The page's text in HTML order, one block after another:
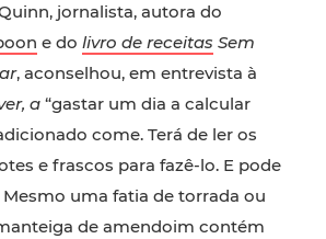
jornalista, autora do
e do livro de receitas Sem
, aconselhou, em entrevista à
a “gastar um dia a calcular
come. Terá de ler os
e frascos para fazê-lo. E pode
uma fatia de torrada ou
de amendoim contém